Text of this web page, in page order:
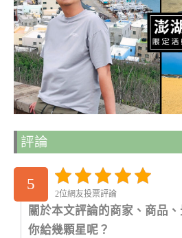
評論
5
2位網友投票評論
關於本文評論的商家、商品
你給幾顆星呢？